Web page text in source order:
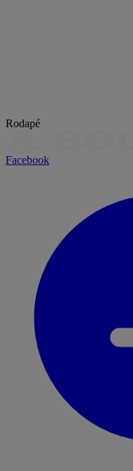
Rodapé
Facebook